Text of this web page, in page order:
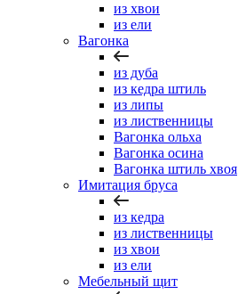
из хвои
из ели
Вагонка
из дуба
из кедра штиль
из липы
из лиственницы
Вагонка ольха
Вагонка осина
Вагонка штиль хвоя
Имитация бруса
из кедра
из лиственницы
из хвои
из ели
Мебельный щит